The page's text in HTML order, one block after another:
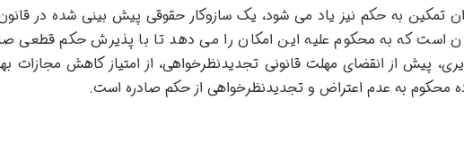
تمکین به حکم نیز یاد می شود، یک سازوکار حقوقی پیش بینی شده در
است که به محکوم علیه این امکان را می دهد تا با پذیرش حکم قطعی
پیش از انقضای مهلت قانونی تجدیدنظرخواهی، از امتیاز کاهش مجازات
محکوم به عدم اعتراض و تجدیدنظرخواهی از حکم صادره است.